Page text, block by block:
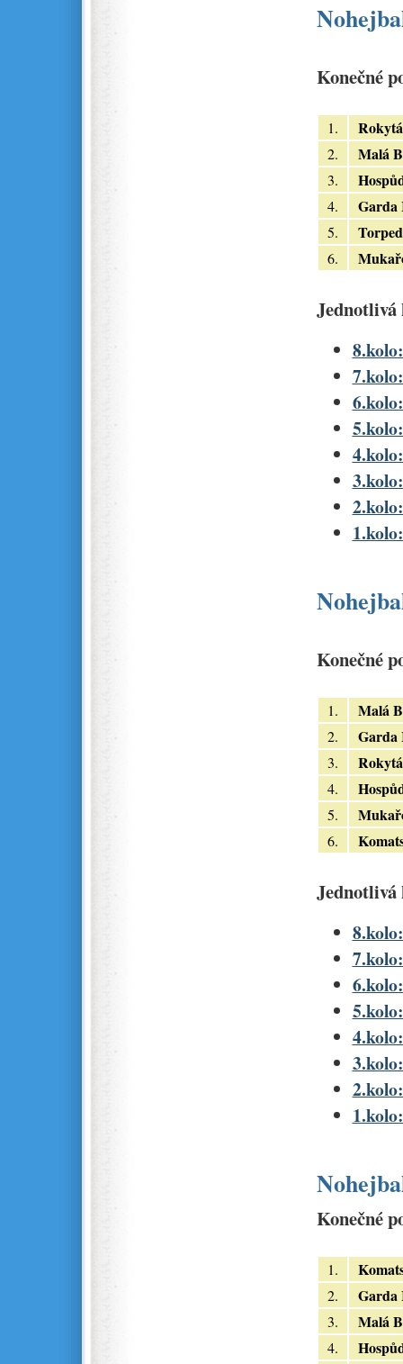
Konečné
1. Rokytá
2. Malá
3.
4. Garda
5.
6.
Jednotlivá
Konečné
1. Malá
2. Garda
3. Rokytá
4.
5.
6.
Jednotlivá
Konečné
1.
2. Garda
3. Malá
4.